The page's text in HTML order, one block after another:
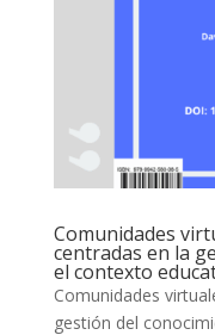
Comunidades
centradas en la
el contexto
Comunidades
gestión del